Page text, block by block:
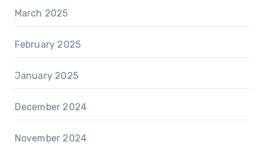
March 2025
February 2025
January 2025
December 2024
November 2024